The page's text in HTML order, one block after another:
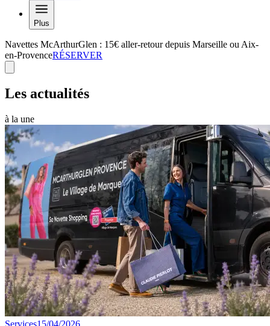
Plus
Navettes McArthurGlen : 15€ aller-retour depuis Marseille ou Aix-
en-ProvenceRÉSERVER
Les actualités
à la une